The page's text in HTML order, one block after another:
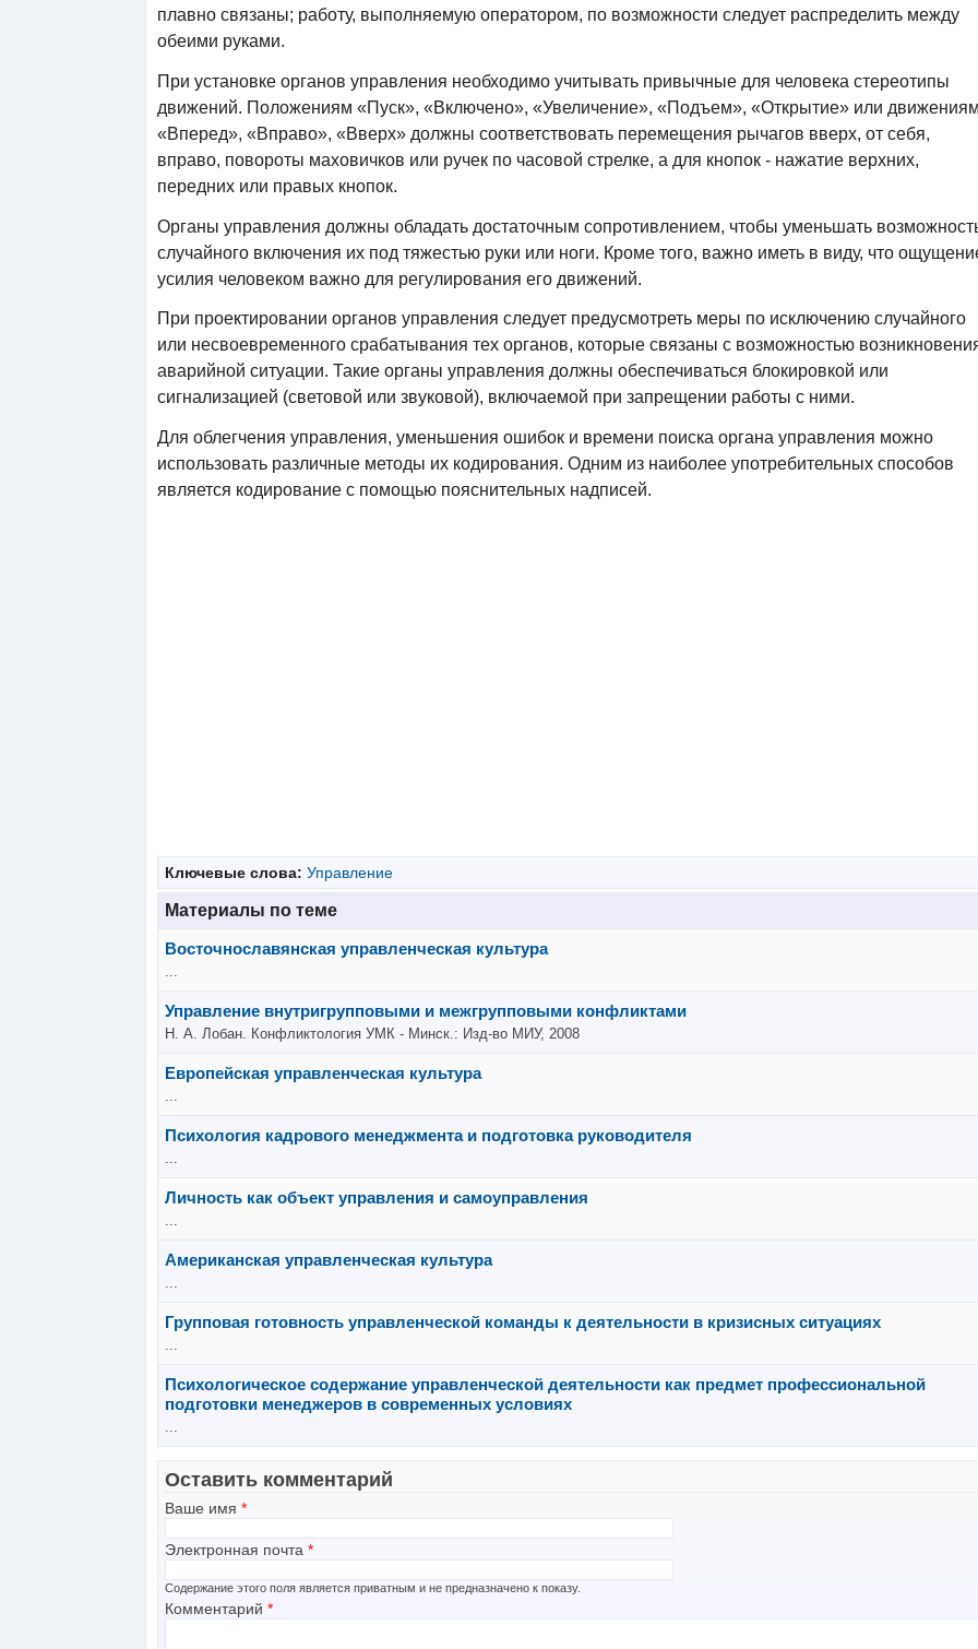
плавно связаны; работу, выполняемую оператором, по возможности следует распределить между
обеими руками.
При установке органов управления необходимо учитывать привычные для человека стереотипы
движений. Положениям «Пуск», «Включено», «Увеличение», «Подъем», «Открытие» или движениям
«Вперед», «Вправо», «Вверх» должны соответствовать перемещения рычагов вверх, от себя,
вправо, повороты маховичков или ручек по часовой стрелке, а для кнопок - нажатие верхних,
передних или правых кнопок.
Органы управления должны обладать достаточным сопротивлением, чтобы уменьшать
случайного включения их под тяжестью руки или ноги. Кроме того, важно иметь в виду, что
усилия человеком важно для регулирования его движений.
При проектировании органов управления следует предусмотреть меры по исключению случайного
или несвоевременного срабатывания тех органов, которые связаны с возможностью
аварийной ситуации. Такие органы управления должны обеспечиваться блокировкой или
сигнализацией (световой или звуковой), включаемой при запрещении работы с ними.
Для облегчения управления, уменьшения ошибок и времени поиска органа управления можно
использовать различные методы их кодирования. Одним из наиболее употребительных способов
является кодирование с помощью пояснительных надписей.
Ключевые слова: Управление
Материалы по теме
Восточнославянская управленческая культура
...
Управление внутригрупповыми и межгрупповыми конфликтами
Н. А. Лобан. Конфликтология УМК - Минск.: Изд-во МИУ, 2008
Европейская управленческая культура
...
Психология кадрового менеджмента и подготовка руководителя
...
Личность как объект управления и самоуправления
...
Американская управленческая культура
...
Групповая готовность управленческой команды к деятельности в кризисных ситуациях
...
Психологическое содержание управленческой деятельности как предмет профессиональной
подготовки менеджеров в современных условиях
...
Оставить комментарий
Ваше имя *
Электронная почта *
Содержание этого поля является приватным и не предназначено к показу.
Комментарий *